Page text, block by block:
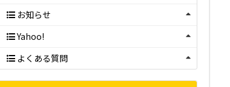
お知らせ
Yahoo!
よくある質問